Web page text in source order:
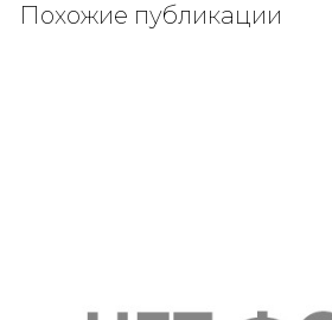
Похожие публикации